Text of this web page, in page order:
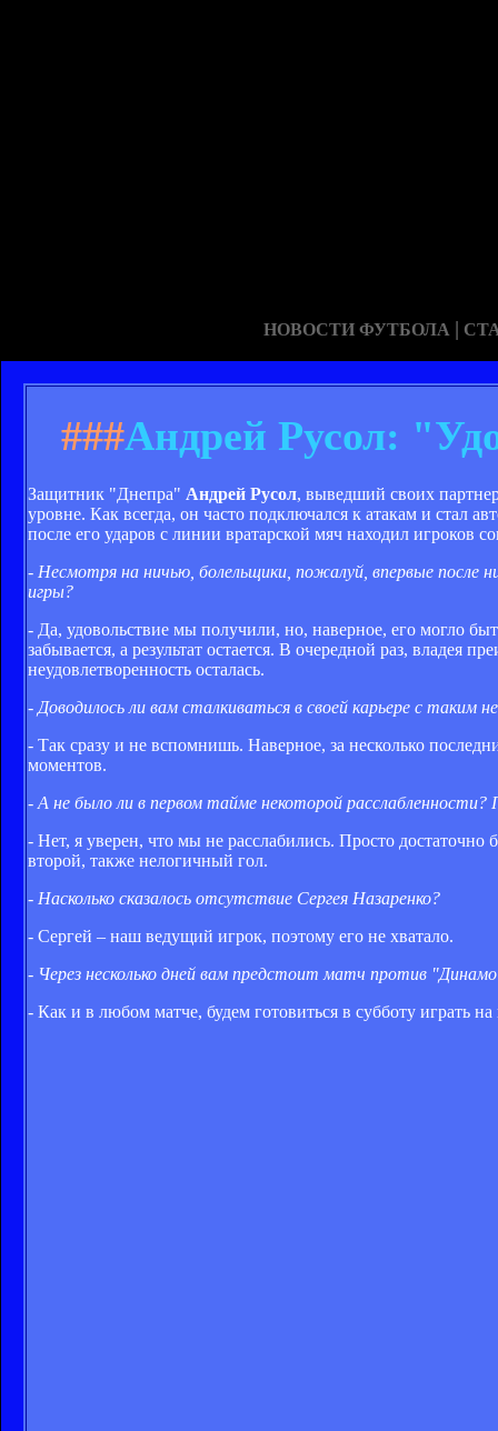
НОВОСТИ ФУТБОЛА |
###Андрей Русол:
Защитник "Днепра" Андрей Русол, выведший своих
уровне. Как всегда, он часто подключался к атакам и стал
после его ударов с линии вратарской мяч находил игроков
- Несмотря на ничью, болельщики, пожалуй, впервые после
игры?
- Да, удовольствие мы получили, но, наверное, его могло
забывается, а результат остается. В очередной раз,
неудовлетворенность осталась.
- Доводилось ли вам сталкиваться в своей карьере с таким
- Так сразу и не вспомнишь. Наверное, за несколько
моментов.
- А не было ли в первом тайме некоторой
- Нет, я уверен, что мы не расслабились. Просто достаточно
второй, также нелогичный гол.
- Насколько сказалось отсутствие Сергея Назаренко?
- Сергей – наш ведущий игрок, поэтому его не хватало.
- Через несколько дней вам предстоит матч против
- Как и в любом матче, будем готовиться в субботу играть